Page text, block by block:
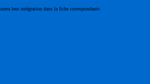
leur intégration dans la fiche correspondante.